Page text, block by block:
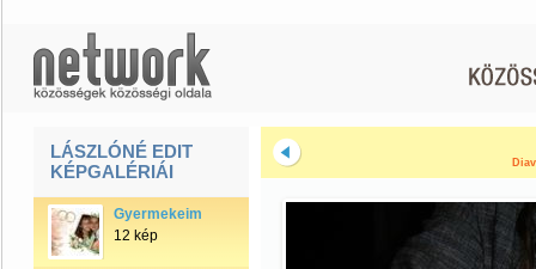
LÁSZLÓNÉ EDIT
KÉPGALÉRIÁI
Gyermekeim
12 kép